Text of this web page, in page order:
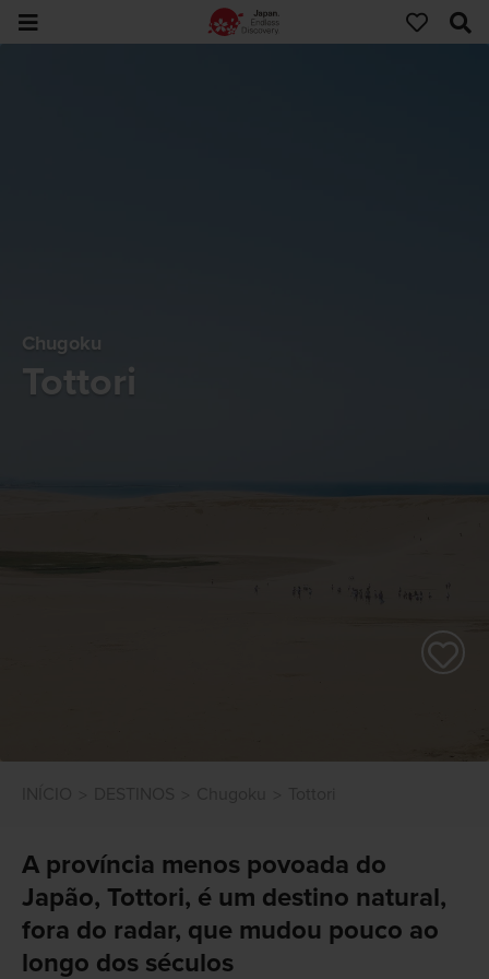
Chugoku
Tottori
A província menos povoada do
Japão, Tottori, é um destino natural,
fora do radar, que mudou pouco ao
longo dos séculos